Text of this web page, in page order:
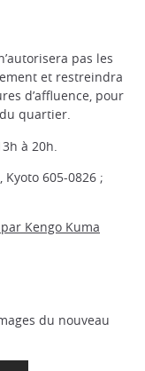
pas les
et restreindra
d’affluence, pour
quartier.
à 20h.
Kyoto 605-0826 ;
Kengo Kuma
du nouveau